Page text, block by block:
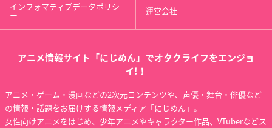
インフォマティブデータポリシ
ー 運営会社
アニメ情報サイト「にじめん」でオタクライフをエンジョ
イ!！
アニメ・ゲーム・漫画などの2次元コンテンツや、声優・舞台・俳優など
の情報・話題をお届けする情報メディア「にじめん」。
女性向けアニメをはじめ、少年アニメやキャラクター作品、VTuberなどス